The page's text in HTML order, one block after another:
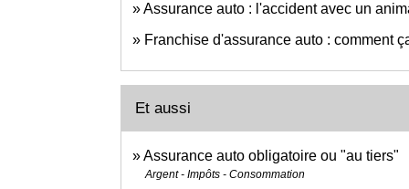
Assurance auto : l'accident avec un
Franchise d'assurance auto : comment
Et aussi
Assurance auto obligatoire ou "au tiers"
Argent - Impôts - Consommation